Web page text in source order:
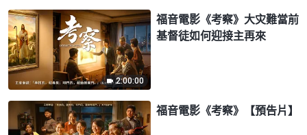
2:00:00
福音電影《考察》大灾難當前
基督徒如何迎接主再來
福音電影《考察》【預告片】